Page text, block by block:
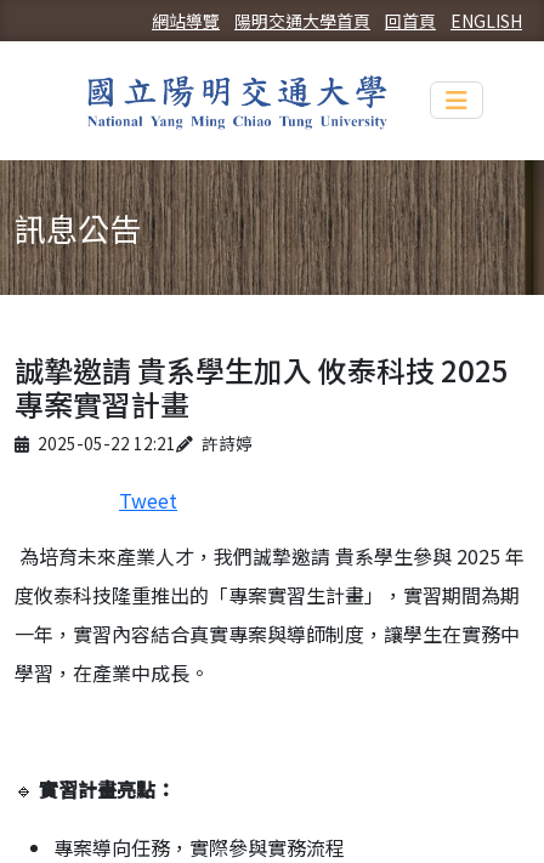
ENGLISH
回首頁
陽明交通大學首頁
網站導覽
Toggle
訊息公告
誠摯邀請 貴系學生加入 攸泰科技 2025
專案實習計畫
Published on
2025-05-22 12:21
Author 許詩婷
Tweet
為培育未來產業人才，我們誠摯邀請 貴系學生參與 2025 年
度攸泰科技隆重推出的「專案實習生計畫」，實習期間為期
一年，實習內容結合真實專案與導師制度，讓學生在實務中
學習，在產業中成長。
🔹 實習計畫亮點：
專案導向任務，實際參與實務流程